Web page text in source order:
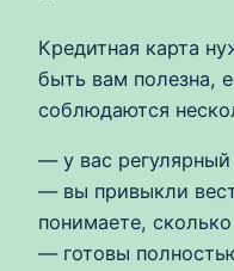
Кредитная карта
быть вам полезна,
соблюдаются
— у вас
— вы привыкли
понимаете,
— готовы